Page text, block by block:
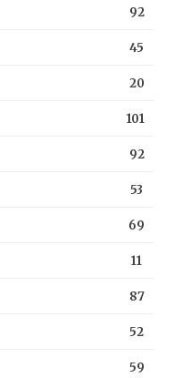
92
45
20
101
92
53
69
11
87
52
59